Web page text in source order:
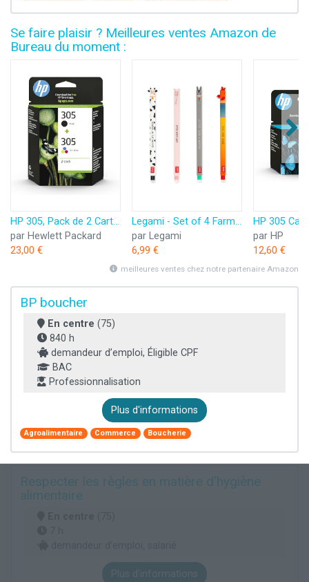
Se faire plaisir ? Meilleures ventes Amazon de
Bureau du moment :
HP 305, Pack de 2 Cartouches d’Encre Originales, 6ZD17AE, Noir, Cyan, Jaune, Magenta
par Hewlett Packard
23,00 €
Legami - Set of 4 Farm Sweet Farm Erasable Gel Pens, Stylos à encre thermosensible effaçable, noir, rose, vert, rouge, efface sans consommer de feuille, pointe 0,7 mm
par Legami
6,99 €
par HP
12,60 €
meilleures ventes chez notre partenaire Amazon
BP boucher
En centre (75)
840 h
demandeur d’emploi, Éligible CPF
BAC
Professionnalisation
Plus d'informations
Agroalimentaire Commerce Boucherie
Respecter les règles en matière d'hygiène
alimentaire
Plus d'informations